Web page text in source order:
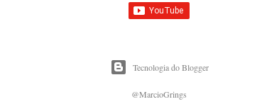
Tecnologia do Blogger
@MarcioGrings